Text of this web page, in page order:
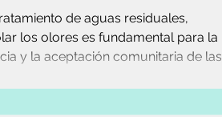
de aguas residuales,
los olores es fundamental para la
y la aceptación comunitaria de las